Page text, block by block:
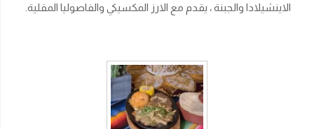
الاينشيلادا والجبنة ، يقدم مع الارز المكسيكي والفاصوليا المقلية.